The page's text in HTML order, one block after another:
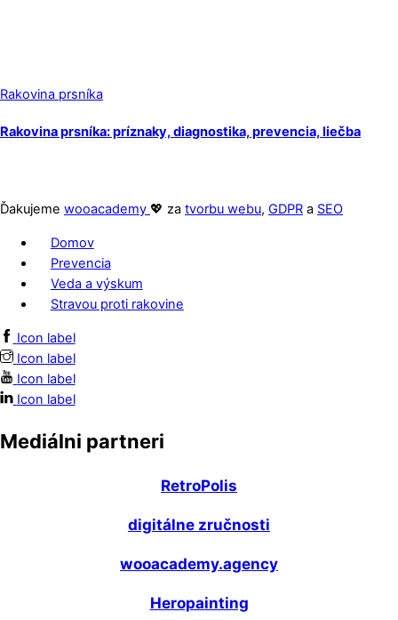
Rakovina prsníka
Rakovina prsníka: príznaky, diagnostika, prevencia, liečba
Ďakujeme wooacademy 💖 za tvorbu webu, GDPR a SEO
Domov
Prevencia
Veda a výskum
Stravou proti rakovine
Icon label
Icon label
Icon label
Icon label
Mediálni partneri
RetroPolis
digitálne zručnosti
wooacademy.agency
Heropainting